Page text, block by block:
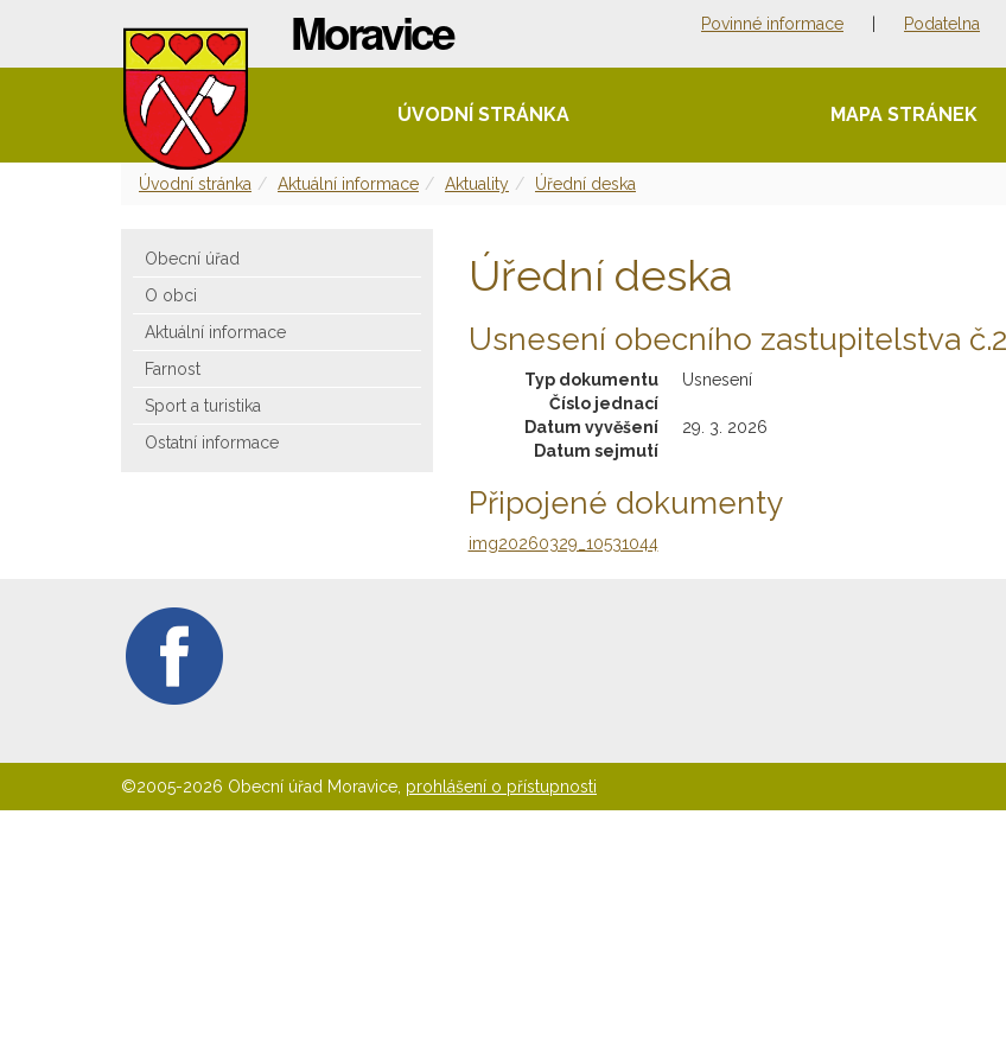
Povinné informace Podatelna
ÚVODNÍ STRÁNKA MAPA STRÁNEK
Úvodní stránka Aktuální informace Aktuality Úřední deska
Obecní úřad
O obci
Aktuální informace
Farnost
Sport a turistika
Ostatní informace
Úřední deska
Usnesení obecního zastupitelstva
Typ dokumentu
Usnesení
Číslo jednací
Datum vyvěšení
29. 3. 2026
Datum sejmutí
Připojené dokumenty
img20260329_10531044
©2005-2026 Obecní úřad Moravice, prohlášení o přístupnosti